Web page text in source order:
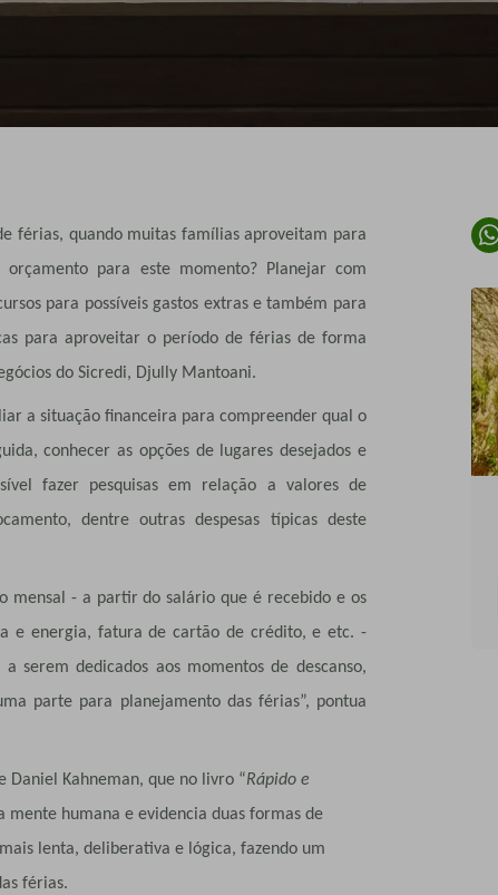
férias, quando muitas famílias aproveitam para
para este momento? Planejar com
para possíveis gastos extras e também para
para aproveitar o período de férias de forma
do Sicredi, Djully Mantoani.
a situação financeira para compreender qual o
conhecer as opções de lugares desejados e
fazer pesquisas em relação a valores de
dentre outras despesas típicas deste
mensal - a partir do salário que é recebido e os
e energia, fatura de cartão de crédito, e etc. -
serem dedicados aos momentos de descanso,
parte para planejamento das férias”, pontua
Daniel Kahneman, que no livro “Rápido e
mente humana e evidencia duas formas de
lenta, deliberativa e lógica, fazendo um
férias.